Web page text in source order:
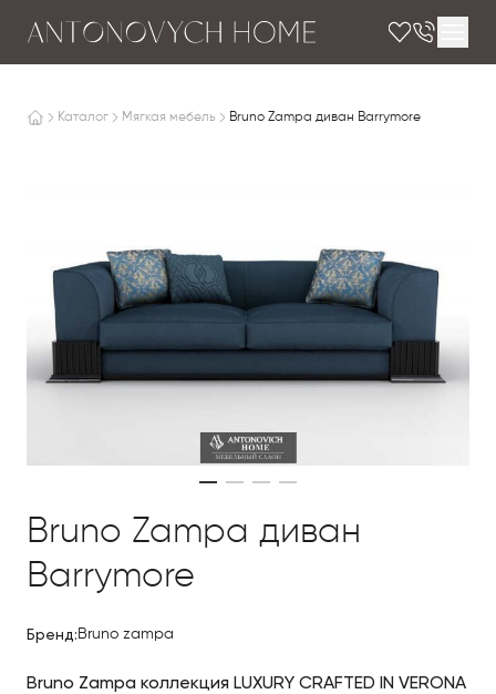
Каталог Мягкая мебель Bruno Zampa диван Barrymore
Bruno Zampa диван
Barrymore
Бренд: Bruno zampa
Bruno Zampa коллекция LUXURY CRAFTED IN VERONA